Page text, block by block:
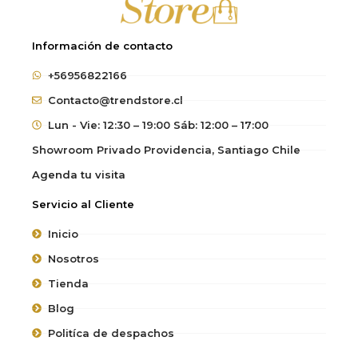
Información de contacto
+56956822166
Contacto@trendstore.cl
Lun - Vie: 12:30 – 19:00 Sáb: 12:00 – 17:00
Showroom Privado Providencia, Santiago Chile
Agenda tu visita
Servicio al Cliente
Inicio
Nosotros
Tienda
Blog
Politíca de despachos